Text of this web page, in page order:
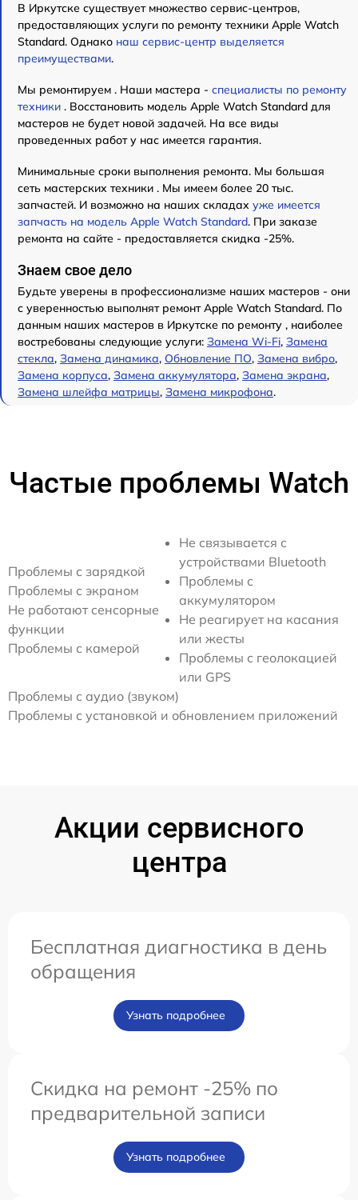
В Иркутске существует множество сервис-центров,
предоставляющих услуги по ремонту техники Apple Watch
Standard. Однако наш сервис-центр выделяется
преимуществами.
Мы ремонтируем . Наши мастера - специалисты по ремонту
техники . Восстановить модель Apple Watch Standard для
мастеров не будет новой задачей. На все виды
проведенных работ у нас имеется гарантия.
Минимальные сроки выполнения ремонта. Мы большая
сеть мастерских техники . Мы имеем более 20 тыс.
запчастей. И возможно на наших складах уже имеется
запчасть на модель Apple Watch Standard. При заказе
ремонта на сайте - предоставляется скидка -25%.
Знаем свое дело
Будьте уверены в профессионализме наших мастеров - они
с уверенностью выполнят ремонт Apple Watch Standard. По
данным наших мастеров в Иркутске по ремонту , наиболее
востребованы следующие услуги: Замена Wi-Fi, Замена
стекла, Замена динамика, Обновление ПО, Замена вибро,
Замена корпуса, Замена аккумулятора, Замена экрана,
Замена шлейфа матрицы, Замена микрофона.
Частые проблемы Watch
Проблемы с зарядкой
Проблемы с экраном
Не работают сенсорные
функции
Проблемы с камерой
Не связывается с
устройствами Bluetooth
Проблемы с
аккумулятором
Не реагирует на касания
или жесты
Проблемы с геолокацией
или GPS
Проблемы с аудио (звуком)
Проблемы с установкой и обновлением приложений
Акции сервисного
центра
Бесплатная диагностика в день
обращения
Узнать подробнее
Скидка на ремонт -25% по
предварительной записи
Узнать подробнее